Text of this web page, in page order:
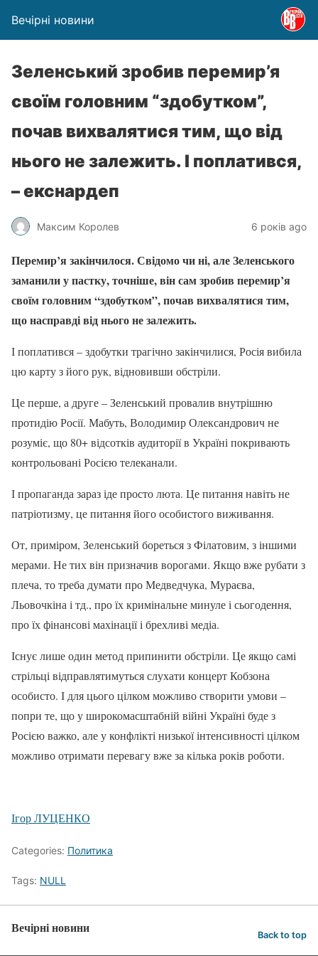
Вечірні новини
Зеленський зробив перемир’я
своїм головним “здобутком”,
почав вихвалятися тим, що від
нього не залежить. І поплатився,
– екснардеп
Максим Королев 6 років ago
Перемир’я закінчилося. Свідомо чи ні, але Зеленського
заманили у пастку, точніше, він сам зробив перемир’я
своїм головним “здобутком”, почав вихвалятися тим,
що насправді від нього не залежить.
І поплатився – здобутки трагічно закінчилися, Росія вибила
цю карту з його рук, відновивши обстріли.
Це перше, а друге – Зеленський провалив внутрішню
протидію Росії. Мабуть, Володимир Олександрович не
розуміє, що 80+ відсотків аудиторії в Україні покривають
контрольовані Росією телеканали.
І пропаганда зараз іде просто люта. Це питання навіть не
патріотизму, це питання його особистого виживання.
От, приміром, Зеленський бореться з Філатовим, з іншими
мерами. Не тих він призначив ворогами. Якщо вже рубати з
плеча, то треба думати про Медведчука, Мураєва,
Льовочкіна і тд., про їх кримінальне минуле і сьогодення,
про їх фінансові махінації і брехливі медіа.
Існує лише один метод припинити обстріли. Це якщо самі
стрільці відправлятимуться слухати концерт Кобзона
особисто. І для цього цілком можливо створити умови –
попри те, що у широкомасштабній війні Україні буде з
Росією важко, але у конфлікті низької інтенсивності цілком
можливо отримати перевагу вже за кілька років роботи.
Ігор ЛУЦЕНКО
Categories: Политика
Tags: NULL
Вечірні новини Back to top